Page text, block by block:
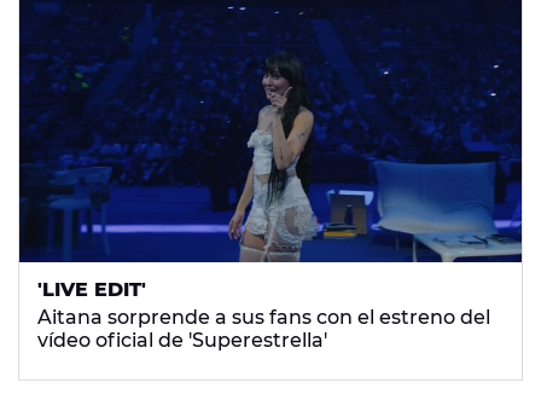
'LIVE EDIT'
Aitana sorprende a sus fans con el estreno del
vídeo oficial de 'Superestrella'